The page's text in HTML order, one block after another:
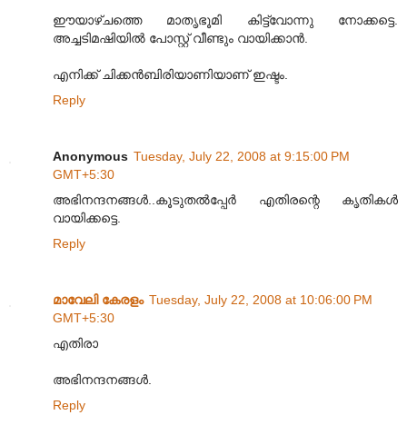
ഈയാഴ്ചത്തെ മാതൃഭൂമി കിട്ട്വോന്നു നോക്കട്ടെ.
അച്ചടിമഷിയിൽ പോസ്റ്റ് വീണ്ടും വാ‍യിക്കാൻ.
എനിക്ക് ചിക്കൻബിരിയാണിയാണ് ഇഷ്ടം.
Reply
Anonymous Tuesday, July 22, 2008 at 9:15:00 PM
GMT+5:30
അഭിനന്ദനങ്ങള്‍..കൂടുതല്‍പ്പേര്‍ എതിരന്റെ കൃതികള്‍
വായിക്കട്ടെ.
Reply
മാവേലി കേരളം Tuesday, July 22, 2008 at 10:06:00 PM
GMT+5:30
എതിരാ
അഭിനന്ദനങ്ങള്‍.
Reply